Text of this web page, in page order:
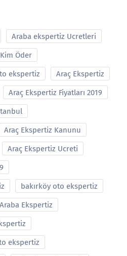
Araba ekspertiz Ucretleri
Öder
ekspertiz Araç Ekspertiz
Araç Ekspertiz Fiyatları 2019
Araç Ekspertiz Kanunu
Araç Ekspertiz Ucreti
bakırköy oto ekspertiz
Ekspertiz
ekspertiz